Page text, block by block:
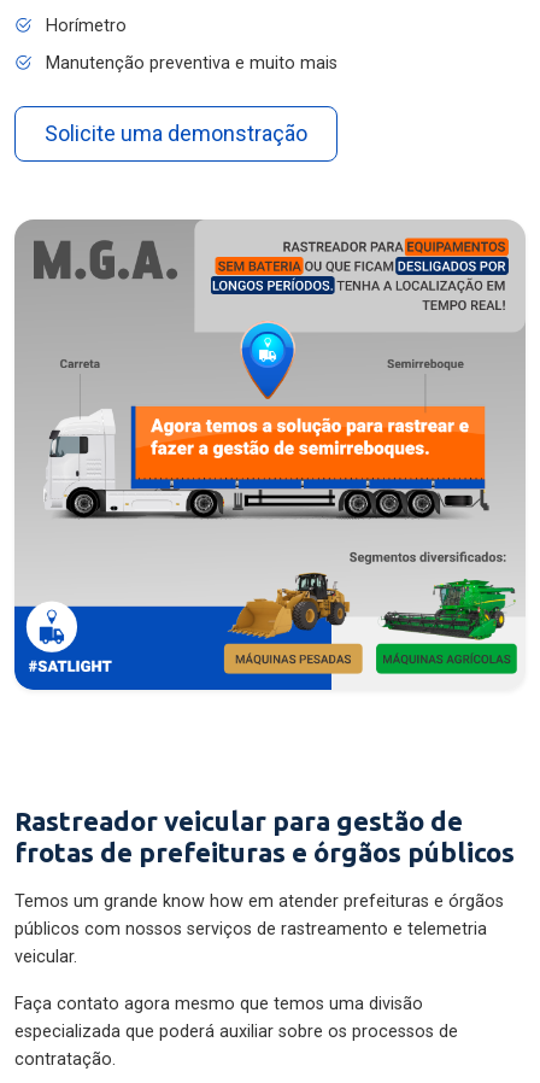
Horímetro
Manutenção preventiva e muito mais
Solicite uma demonstração
Rastreador veicular para gestão de
frotas de prefeituras e órgãos públicos
Temos um grande know how em atender prefeituras e órgãos
públicos com nossos serviços de rastreamento e telemetria
veicular.
Faça contato agora mesmo que temos uma divisão
especializada que poderá auxiliar sobre os processos de
contratação.